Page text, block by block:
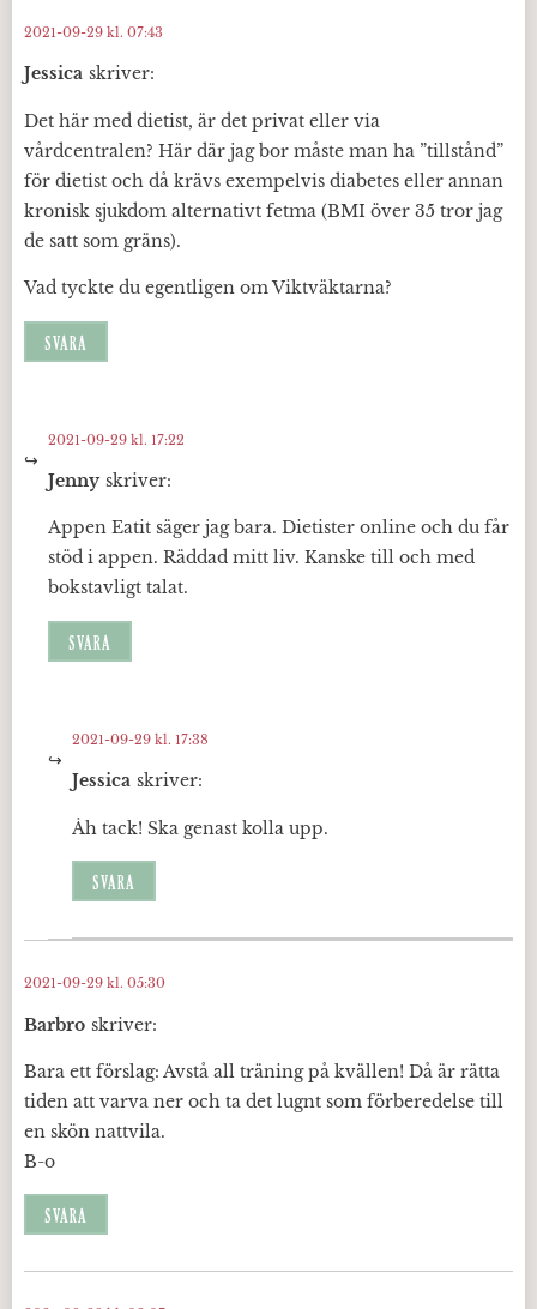
Jessica skriver:
2021-09-29 kl. 07:43
Det här med dietist, är det privat eller via
vårdcentralen? Här där jag bor måste man ha ”tillstånd”
för dietist och då krävs exempelvis diabetes eller annan
kronisk sjukdom alternativt fetma (BMI över 35 tror jag
de satt som gräns).
Vad tyckte du egentligen om Viktväktarna?
SVARA
Jenny skriver:
2021-09-29 kl. 17:22
Appen Eatit säger jag bara. Dietister online och du får
stöd i appen. Räddad mitt liv. Kanske till och med
bokstavligt talat.
SVARA
Jessica skriver:
2021-09-29 kl. 17:38
Åh tack! Ska genast kolla upp.
SVARA
Barbro skriver:
2021-09-29 kl. 05:30
Bara ett förslag: Avstå all träning på kvällen! Då är rätta
tiden att varva ner och ta det lugnt som förberedelse till
en skön nattvila.
B-o
SVARA